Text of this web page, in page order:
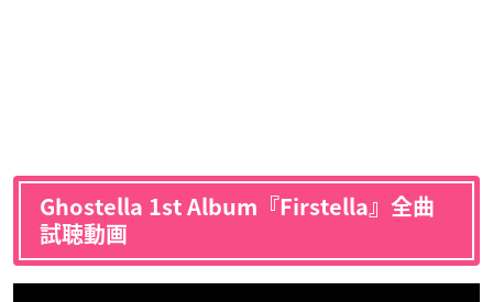
Ghostella 1st Album『Firstella』全曲
試聴動画